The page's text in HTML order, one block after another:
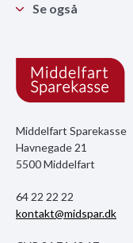
Middelfart Sparekasse
Havnegade 21
5500 Middelfart
64 22 22 22
kontakt@midspar.dk
Se også